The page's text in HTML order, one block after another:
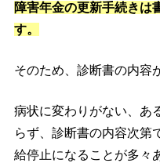
障害年金の更新手続きは
す。
そのため、診断書の内容
病状に変わりがない、あ
らず、診断書の内容次第
給停止になることが多々